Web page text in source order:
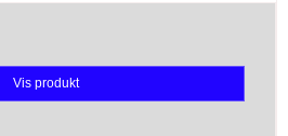
Vis produkt